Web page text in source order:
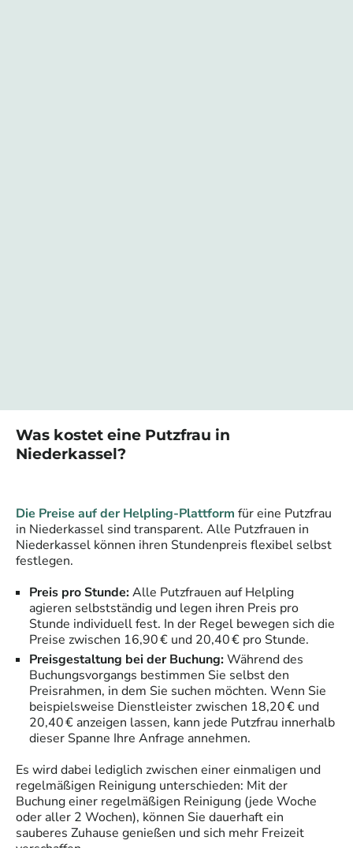
Was kostet eine Putzfrau in
Niederkassel?
Die Preise auf der Helpling-Plattform für eine Putzfrau
in Niederkassel sind transparent. Alle Putzfrauen in
Niederkassel können ihren Stundenpreis flexibel selbst
festlegen.
Preis pro Stunde:Alle Putzfrauen auf Helpling
agieren selbstständig und legen ihren Preis pro
Stunde individuell fest. In der Regel bewegen sich die
Preise zwischen 16,90 € und 20,40 € pro Stunde.
Preisgestaltung bei der Buchung:Während des
Buchungsvorgangs bestimmen Sie selbst den
Preisrahmen, in dem Sie suchen möchten. Wenn Sie
beispielsweise Dienstleister zwischen 18,20 € und
20,40 € anzeigen lassen, kann jede Putzfrau innerhalb
dieser Spanne Ihre Anfrage annehmen.
Es wird dabei lediglich zwischen einer einmaligen und
regelmäßigen Reinigung unterschieden: Mit der
Buchung einer regelmäßigen Reinigung (jede Woche
oder aller 2 Wochen), können Sie dauerhaft ein
sauberes Zuhause genießen und sich mehr Freizeit